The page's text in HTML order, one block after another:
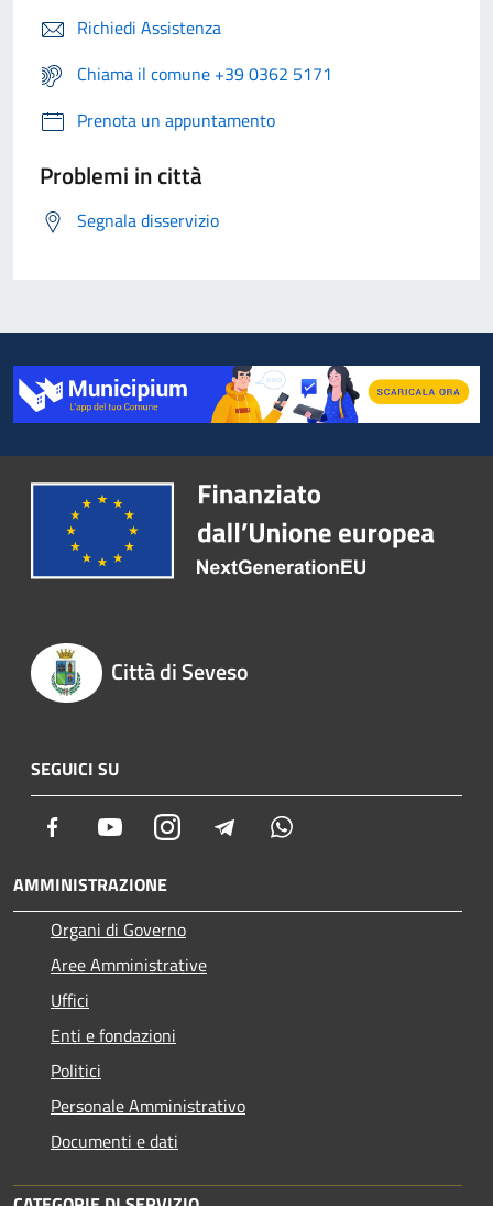
Richiedi Assistenza
Chiama il comune +39 0362 5171
Prenota un appuntamento
Problemi in città
Segnala disservizio
Città di Seveso
SEGUICI SU
Facebook YoutubeInstagram Telegram
AMMINISTRAZIONE
Organi di Governo
Aree Amministrative
Uffici
Enti e fondazioni
Politici
Personale Amministrativo
Documenti e dati